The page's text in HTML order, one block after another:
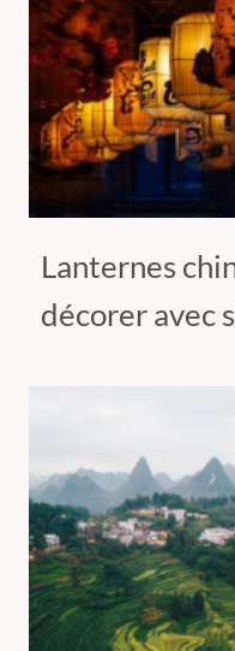
Lanternes
décorer avec